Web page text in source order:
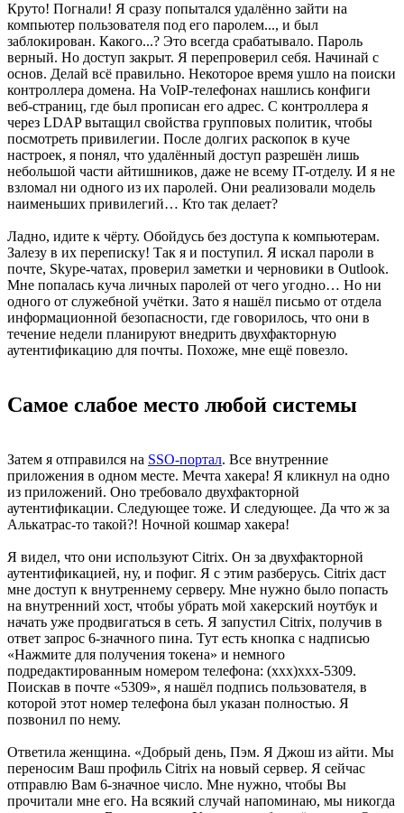
Круто! Погнали! Я сразу попытался удалённо зайти на
компьютер пользователя под его паролем..., и был
заблокирован. Какого...? Это всегда срабатывало. Пароль
верный. Но доступ закрыт. Я перепроверил себя. Начинай с
основ. Делай всё правильно. Некоторое время ушло на поиски
контроллера домена. На VoIP-телефонах нашлись конфиги
веб-страниц, где был прописан его адрес. С контроллера я
через LDAP вытащил свойства групповых политик, чтобы
посмотреть привилегии. После долгих раскопок в куче
настроек, я понял, что удалённый доступ разрешён лишь
небольшой части айтишников, даже не всему IT-отделу. И я не
взломал ни одного из их паролей. Они реализовали модель
наименьших привилегий… Кто так делает?
Ладно, идите к чёрту. Обойдусь без доступа к компьютерам.
Залезу в их переписку! Так я и поступил. Я искал пароли в
почте, Skype-чатах, проверил заметки и черновики в Outlook.
Мне попалась куча личных паролей от чего угодно… Но ни
одного от служебной учётки. Зато я нашёл письмо от отдела
информационной безопасности, где говорилось, что они в
течение недели планируют внедрить двухфакторную
аутентификацию для почты. Похоже, мне ещё повезло.
Самое слабое место любой системы
Затем я отправился на SSO-портал. Все внутренние
приложения в одном месте. Мечта хакера! Я кликнул на одно
из приложений. Оно требовало двухфакторной
аутентификации. Следующее тоже. И следующее. Да что ж за
Алькатрас-то такой?! Ночной кошмар хакера!
Я видел, что они используют Citrix. Он за двухфакторной
аутентификацией, ну, и пофиг. Я с этим разберусь. Citrix даст
мне доступ к внутреннему серверу. Мне нужно было попасть
на внутренний хост, чтобы убрать мой хакерский ноутбук и
начать уже продвигаться в сеть. Я запустил Citrix, получив в
ответ запрос 6-значного пина. Тут есть кнопка с надписью
«Нажмите для получения токена» и немного
подредактированным номером телефона: (xxx)xxx-5309.
Поискав в почте «5309», я нашёл подпись пользователя, в
которой этот номер телефона был указан полностью. Я
позвонил по нему.
Ответила женщина. «Добрый день, Пэм. Я Джош из айти. Мы
переносим Ваш профиль Citrix на новый сервер. Я сейчас
отправлю Вам 6-значное число. Мне нужно, чтобы Вы
прочитали мне его. На всякий случай напоминаю, мы никогда